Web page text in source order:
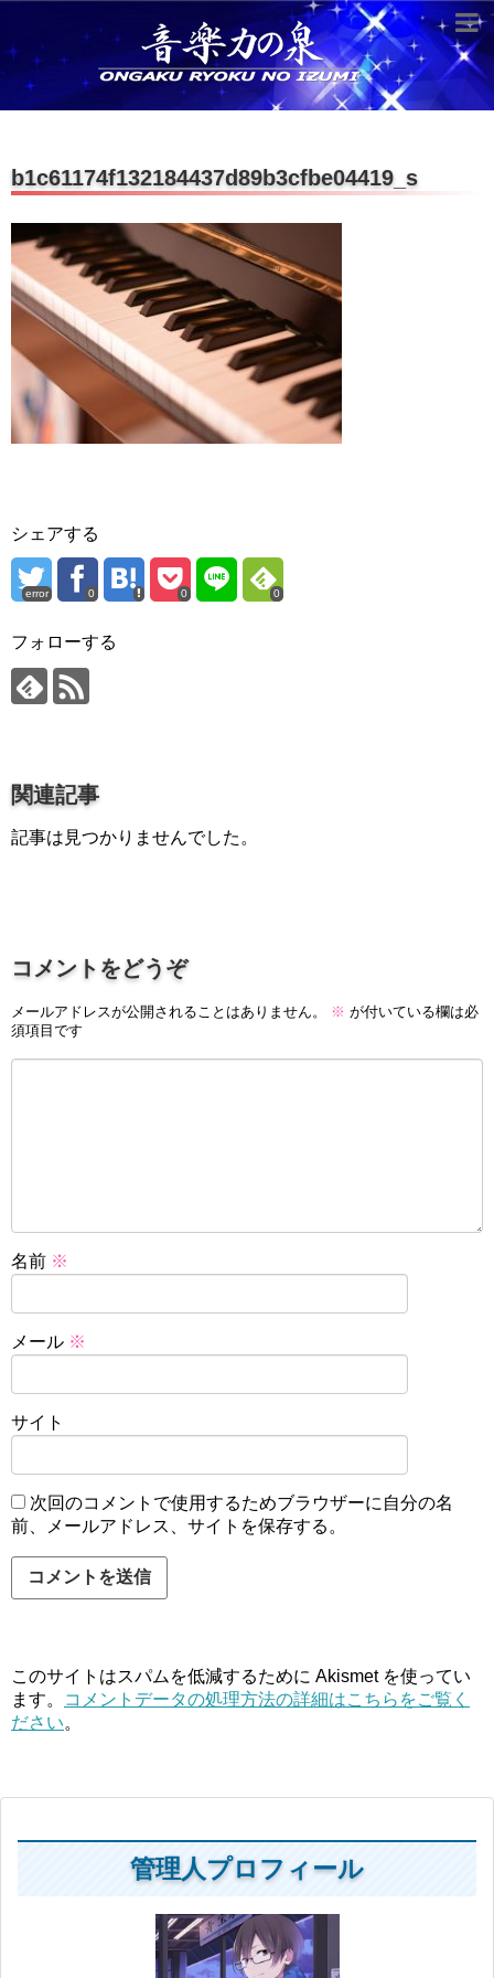
b1c61174f132184437d89b3cfbe04419_s
シェアする
error 0 0 0
フォローする
関連記事
記事は見つかりませんでした。
コメントをどうぞ
メールアドレスが公開されることはありません。 ※ が付いている欄は必
須項目です
名前 ※
メール ※
サイト
次回のコメントで使用するためブラウザーに自分の名
前、メールアドレス、サイトを保存する。
このサイトはスパムを低減するために Akismet を使ってい
ます。
コメントデータの処理方法の詳細はこちらをご覧く
ださい。
管理人プロフィール
超役立つ知識／雑学
knowledge
音のしくみ
作曲技術
compose Tech
世界一わかりやすい音楽理論
名作を分析する
打ち込みテクニックを極める
音楽機材
音楽で活躍したい
succeed
音楽家を目指す人の為のコラム
音楽聴き放題サービス
ギターのサブスクを比較